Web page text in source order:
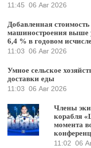
11:45 06 Авг 2026
Добавленная
машиностроения выше
6,4 % в годовом
11:03 06 Авг 2026
Умное сельское
доставки еды
11:03 06 Авг 2026
Члены
корабля
момента
11:02 06